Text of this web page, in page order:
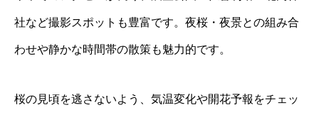
社など撮影スポットも豊富です。夜桜・夜景との組み合
わせや静かな時間帯の散策も魅力的です。
桜の見頃を逃さないよう、気温変化や開花予報をチェッ